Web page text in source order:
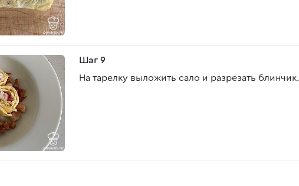
Шаг 9
На тарелку выложить сало и разрезать блинчик.